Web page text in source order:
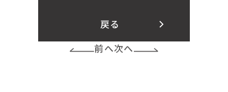
戻る
前へ次へ